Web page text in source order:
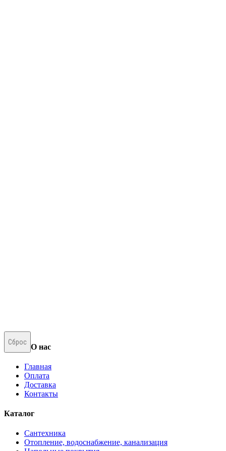
Сброс
О нас
Главная
Оплата
Доставка
Контакты
Каталог
Сантехника
Отопление, водоснабжение, канализация